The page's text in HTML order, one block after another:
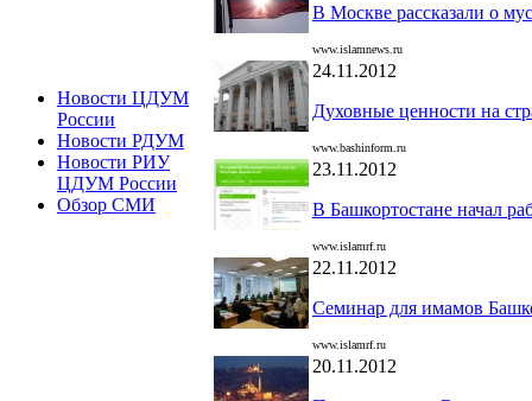
Новости ЦДУМ
России
Новости РДУМ
Новости РИУ
ЦДУМ России
Обзор СМИ
В Москве рассказали о
www.islamnews.ru
24.11.2012
Духовные ценности на
www.bashinform.ru
23.11.2012
В Башкортостане начал
www.islamrf.ru
22.11.2012
Семинар для имамов
www.islamrf.ru
20.11.2012